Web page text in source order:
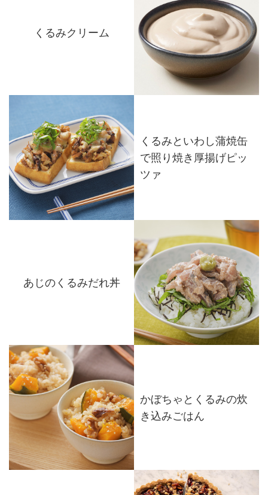
くるみクリーム
くるみといわし蒲焼缶
で照り焼き厚揚げピッ
ツァ
あじのくるみだれ丼
かぼちゃとくるみの炊
き込みごはん